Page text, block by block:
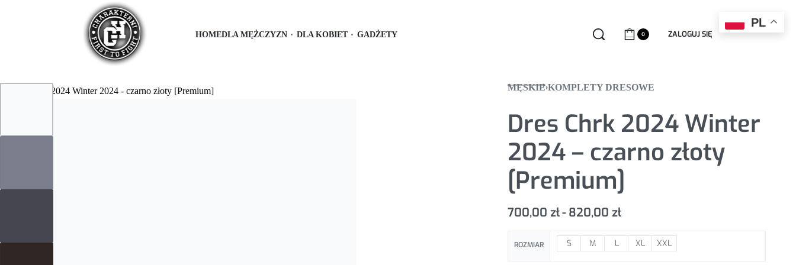
HOMEDLA MĘŻCZYZN DLA KOBIET GADŻETY 0 ZALOGUJ SIĘ
MĘSKIE›KOMPLETY DRESOWE
Dres Chrk 2024 Winter
2024 – czarno złoty
[Premium]
700,00zł 820,00zł
ROZMIAR S M L XL XXL
PL